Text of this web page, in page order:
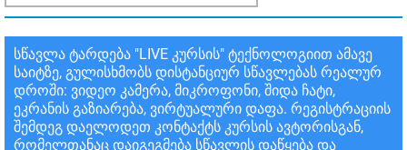
სწავლა ტარდება "LIVE კურსის" ტექნოლოგიით ამავე
საიტზე, გულისხმობს დისტანციურ სწავლებას რეალურ
დროში: ვიდეო კამერა, მიკროფონი, შიდა ჩატი,
ეკრანის გაზიარება, ვირტუალური დაფა. რეგისტრაციის
შემდეგ დაელოდეთ კონტაქტს კურსის ავტორისგან,
რომელთანაც დაიგეგმება სწავლის დაწყება და